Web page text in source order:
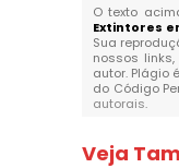
O texto
Extintores
Sua
nossos
autor. Plágio
do Código
autorais.
Veja